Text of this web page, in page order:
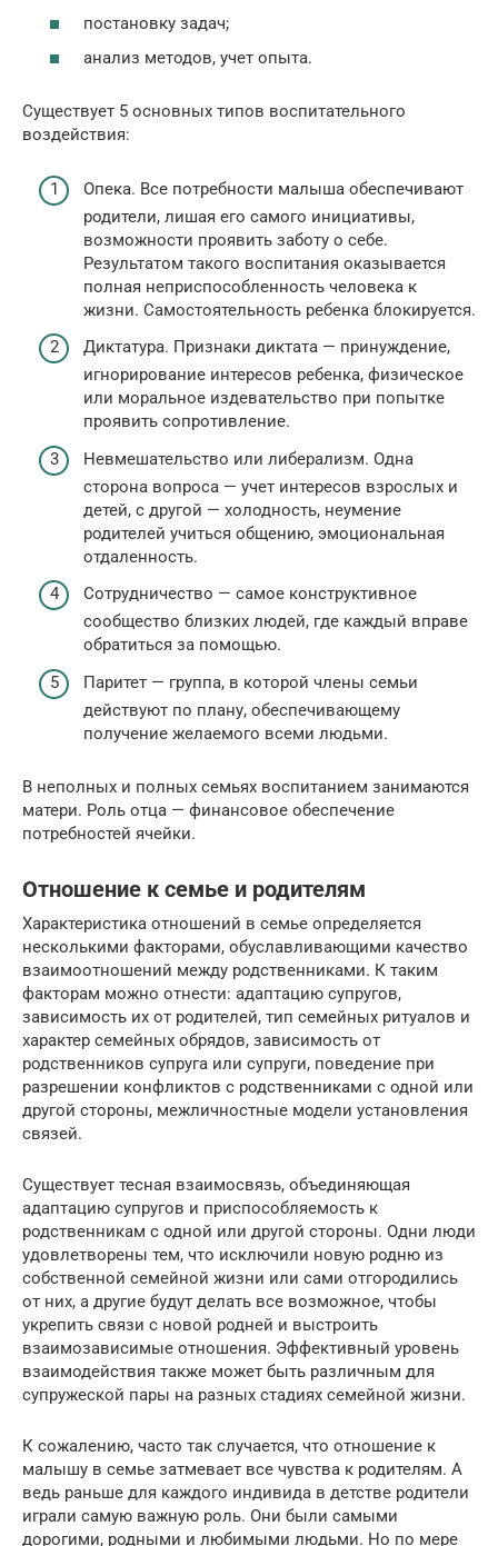
постановку задач;
анализ методов, учет опыта.
Существует 5 основных типов воспитательного
воздействия:
Опека. Все потребности малыша обеспечивают
родители, лишая его самого инициативы,
возможности проявить заботу о себе.
Результатом такого воспитания оказывается
полная неприспособленность человека к
жизни. Самостоятельность ребенка блокируется.
Диктатура. Признаки диктата — принуждение,
игнорирование интересов ребенка, физическое
или моральное издевательство при попытке
проявить сопротивление.
Невмешательство или либерализм. Одна
сторона вопроса — учет интересов взрослых и
детей, с другой — холодность, неумение
родителей учиться общению, эмоциональная
отдаленность.
Сотрудничество — самое конструктивное
сообщество близких людей, где каждый вправе
обратиться за помощью.
Паритет — группа, в которой члены семьи
действуют по плану, обеспечивающему
получение желаемого всеми людьми.
В неполных и полных семьях воспитанием занимаются
матери. Роль отца — финансовое обеспечение
потребностей ячейки.
Отношение к семье и родителям
Характеристика отношений в семье определяется
несколькими факторами, обуславливающими качество
взаимоотношений между родственниками. К таким
факторам можно отнести: адаптацию супругов,
зависимость их от родителей, тип семейных ритуалов и
характер семейных обрядов, зависимость от
родственников супруга или супруги, поведение при
разрешении конфликтов с родственниками с одной или
другой стороны, межличностные модели установления
связей.
Существует тесная взаимосвязь, объединяющая
адаптацию супругов и приспособляемость к
родственникам с одной или другой стороны. Одни люди
удовлетворены тем, что исключили новую родню из
собственной семейной жизни или сами отгородились
от них, а другие будут делать все возможное, чтобы
укрепить связи с новой родней и выстроить
взаимозависимые отношения. Эффективный уровень
взаимодействия также может быть различным для
супружеской пары на разных стадиях семейной жизни.
К сожалению, часто так случается, что отношение к
малышу в семье затмевает все чувства к родителям. А
ведь раньше для каждого индивида в детстве родители
играли самую важную роль. Они были самыми
дорогими, родными и любимыми людьми. Но по мере